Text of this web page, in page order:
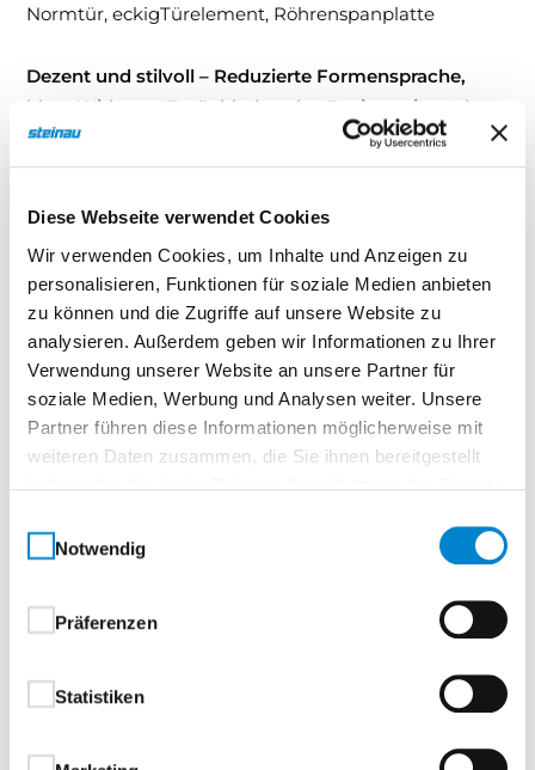
Diese Webseite verwendet Cookies
Wir verwenden Cookies, um Inhalte und Anzeigen zu
personalisieren, Funktionen für soziale Medien anbieten
zu können und die Zugriffe auf unsere Website zu
analysieren. Außerdem geben wir Informationen zu Ihrer
Verwendung unserer Website an unsere Partner für
soziale Medien, Werbung und Analysen weiter. Unsere
Partner führen diese Informationen möglicherweise mit
weiteren Daten zusammen, die Sie ihnen bereitgestellt
Notwendig
Präferenzen
Statistiken
Normtür, eckigTürelement, Röhrenspanplatte
Dezent und stilvoll – Reduzierte Formensprache,
klare Wirkung. Zurückhaltendes Design mit starker
Präsenz.
Diese Türserie verbindet eine hochwertige
Echtlack-Oberfläche mit einer klaren, reduzierten
das sowohl in klassische als auch moderne
Wohnwelten passt.Ob zeitlos elegant oder puristisch
modern: Dieses Türdesign lässt sich vielseitig
interpretieren und individuell inszenieren. Denn
echter Stil kennt keine Grenzen – nur Möglichkeiten.
Ihre Vorteile auf einen Blick:
Hochwertige Echtlack-Oberfläche – langlebig,
Reduziertes Design – für eine klare, ruhige
Raumwirkung
modern
Einrichtungskonzept
Dezent. Stilvoll. Vielseitig. Diese Tür ist die ideale Wahl